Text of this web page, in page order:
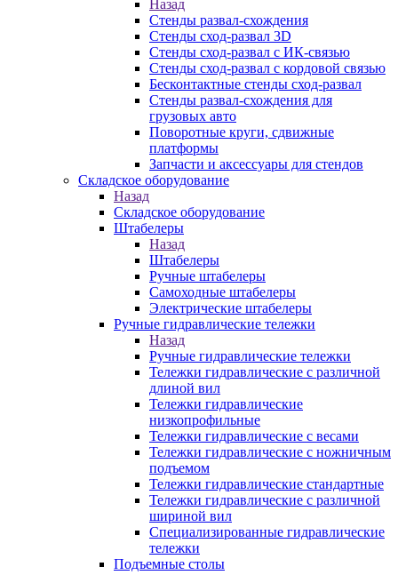
Назад
Стенды развал-схождения
Стенды сход-развал 3D
Стенды сход-развал с ИК-связью
Стенды сход-развал с кордовой связью
Бесконтактные стенды сход-развал
Стенды развал-схождения для
грузовых авто
Поворотные круги, сдвижные
платформы
Запчасти и аксессуары для стендов
Складское оборудование
Назад
Складское оборудование
Штабелеры
Назад
Штабелеры
Ручные штабелеры
Самоходные штабелеры
Электрические штабелеры
Ручные гидравлические тележки
Назад
Ручные гидравлические тележки
Тележки гидравлические с различной
длиной вил
Тележки гидравлические
низкопрофильные
Тележки гидравлические с весами
Тележки гидравлические с ножничным
подъемом
Тележки гидравлические стандартные
Тележки гидравлические с различной
шириной вил
Специализированные гидравлические
тележки
Подъемные столы